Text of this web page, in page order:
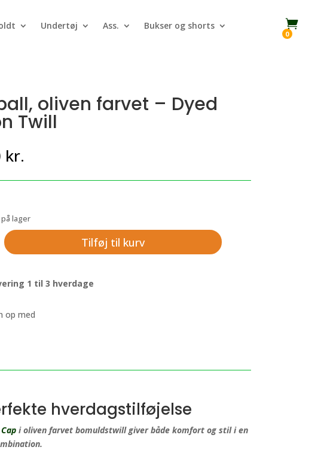
Undertøj Ass. Bukser og shorts 
0
oliven farvet – Dyed
Twill
kr.
lager
Tilføj til kurv
1 til 3 hverdage
op med
hverdagstilføjelse
Capi oliven farvet bomuldstwill giver både komfort og stil i en